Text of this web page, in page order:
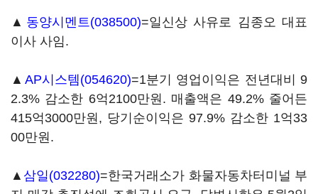
▲ 동양시멘트(038500)=일신상 사유로 김종오 대표
이사 사임.
▲ AP시스템(054620)=1분기 영업이익은 전년대비 9
2.3% 감소한 6억2100만원. 매출액은 49.2% 줄어든
415억3000만원, 당기순이익은 97.9% 감소한 1억33
00만원.
▲ 삼일(032280)=한국거래소가 화물자동차터미널 부